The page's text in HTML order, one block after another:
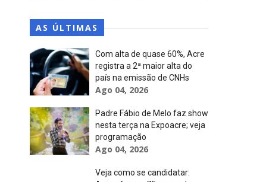
AS ÚLTIMAS
Com alta de quase 60%, Acre
registra a 2ª maior alta do
país na emissão de CNHs
Ago 04, 2026
Padre Fábio de Melo faz show
nesta terça na Expoacre; veja
programação
Ago 04, 2026
Veja como se candidatar: